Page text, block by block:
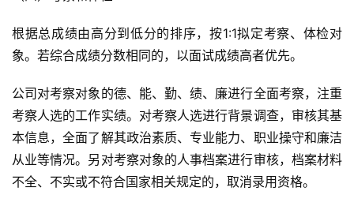
根据总成绩由高分到低分的排序，按1:1拟定考察、体检对
象。若综合成绩分数相同的，以面试成绩高者优先。
公司对考察对象的德、能、勤、绩、廉进行全面考察，注重
考察人选的工作实绩。对考察人选进行背景调查，审核其基
本信息，全面了解其政治素质、专业能力、职业操守和廉洁
从业等情况。另对考察对象的人事档案进行审核，档案材料
不全、不实或不符合国家相关规定的，取消录用资格。